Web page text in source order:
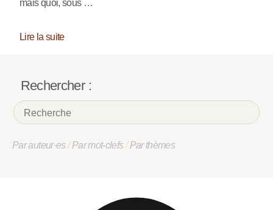
mais quoi, sous …
Lire la suite
Rechercher :
Par auteur·es/Par mot-clefs/Par thèmes